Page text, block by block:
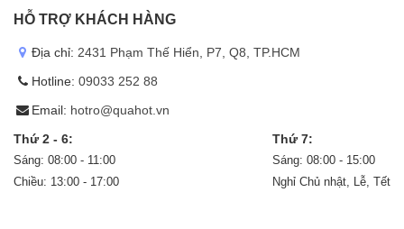
HỖ TRỢ KHÁCH HÀNG
Địa chỉ: 2431 Phạm Thế Hiển, P7, Q8, TP.HCM
Hotline: 09033 252 88
Email: hotro@quahot.vn
Thứ 2 - 6:
Sáng: 08:00 - 11:00
Chiều: 13:00 - 17:00
Thứ 7:
Sáng: 08:00 - 15:00
Nghỉ Chủ nhật, Lễ, Tết